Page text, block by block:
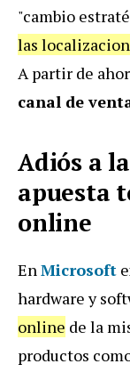
"cambio
las
A partir de
canal de
Adiós a
apuesta
online
EnMicrosoft
hardware y
online de la
productos